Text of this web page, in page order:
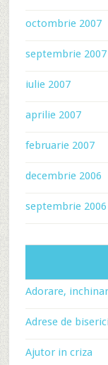
octombrie 2007
septembrie 2007
iulie 2007
aprilie 2007
februarie 2007
decembrie 2006
septembrie 2006
Adorare,
Adrese de
Ajutor in criza